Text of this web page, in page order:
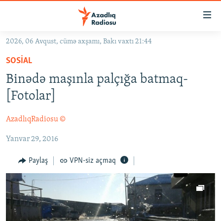
Əsas
qayıt
Əsas
naviqasiyaya
qayıt
Axtarışa
GÜNDƏM
#İZAHLA
KORRUPSIOMETR
#ƏSLINDƏ
FƏRQƏ BAX
QANUNI DOĞRU
ARAŞDIRMA
MULTIMEDIA
VIDEO
FOTOQALEREYA
RADIO ARXIV
OXU ZALI
HAQQIMIZDA
2026, 06 Avqust, cümə axşamı, Bakı vaxtı 21:44
SOSIAL
Binədə maşınla palçığa batmaq-
[Fotolar]
AzadlıqRadiosu ©
Yanvar 29, 2016
Paylaş VPN-siz açmaq